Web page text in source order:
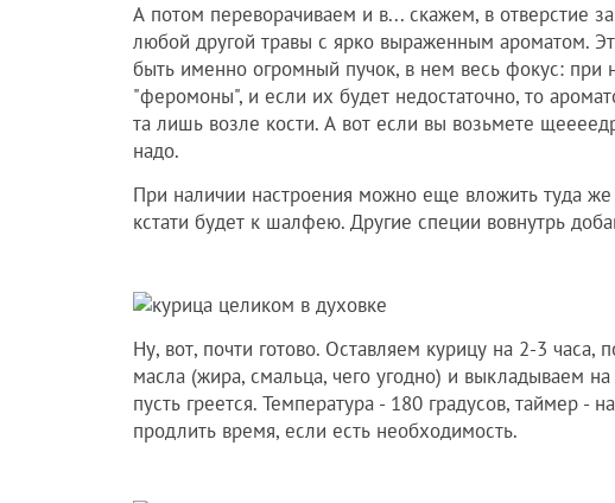
А потом переворачиваем и в... скажем, в отверстие
любой другой травы с ярко выраженным ароматом.
быть именно огромный пучок, в нем весь фокус: при
"феромоны", и если их будет недостаточно, то
та лишь возле кости. А вот если вы возьмете
надо.
При наличии настроения можно еще вложить туда
кстати будет к шалфею. Другие специи вовнутрь
Ну, вот, почти готово. Оставляем курицу на 2-3
масла (жира, смальца, чего угодно) и выкладываем
пусть греется. Температура - 180 градусов, таймер -
продлить время, если есть необходимость.